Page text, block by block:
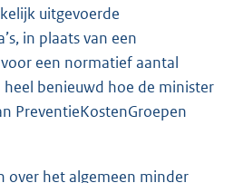
uitgevoerde
in plaats van een
een normatief aantal
heel benieuwd hoe de minister
PreventieKostenGroepen
over het algemeen minder